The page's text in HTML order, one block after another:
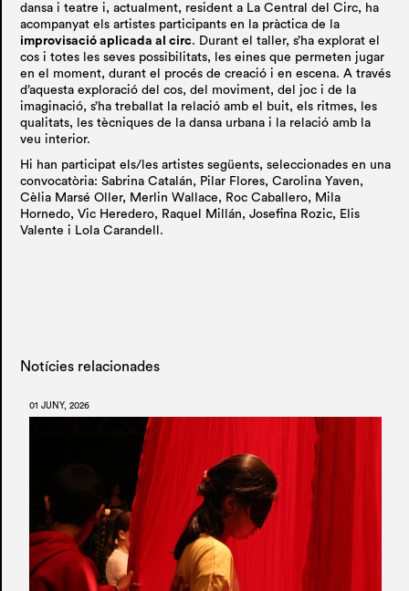
dansa i teatre i, actualment, resident a La Central del Circ, ha
acompanyat els artistes participants en la pràctica de la
improvisació aplicada al circ. Durant el taller, s’ha explorat el
cos i totes les seves possibilitats, les eines que permeten jugar
en el moment, durant el procés de creació i en escena. A través
d’aquesta exploració del cos, del moviment, del joc i de la
imaginació, s’ha treballat la relació amb el buit, els ritmes, les
qualitats, les tècniques de la dansa urbana i la relació amb la
veu interior.
Hi han participat els/les artistes següents, seleccionades en una
convocatòria: Sabrina Catalán, Pilar Flores, Carolina Yaven,
Cèlia Marsé Oller, Merlin Wallace, Roc Caballero, Mila
Hornedo, Vic Heredero, Raquel Millán, Josefina Rozic, Elis
Valente i Lola Carandell.
Notícies relacionades
01 JUNY, 2026